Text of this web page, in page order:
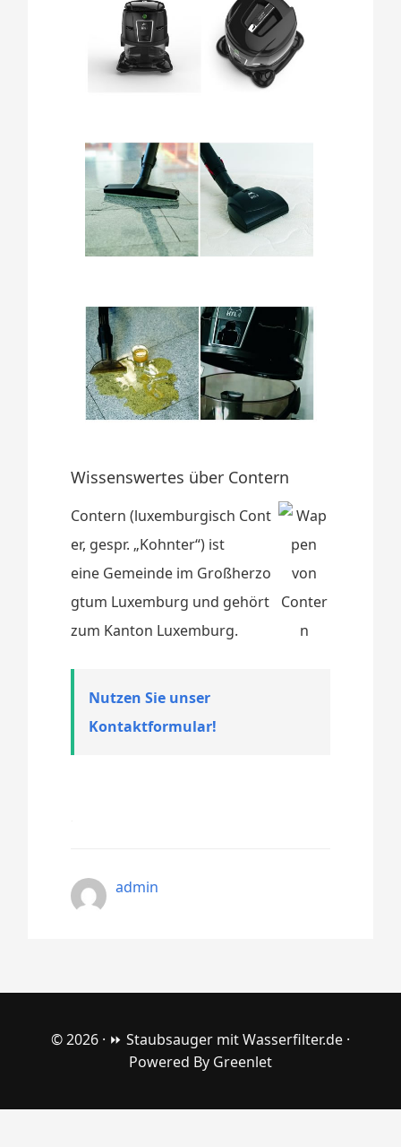
Wissenswertes über Contern
Contern (luxemburgisch Cont
er, gespr. „Kohnter“) ist
eine Gemeinde im Großherzo
gtum Luxemburg und gehört
zum Kanton Luxemburg.
Nutzen Sie unser
Kontaktformular!
admin
© 2026 · ⏩ Staubsauger mit Wasserfilter.de ·
Powered By Greenlet